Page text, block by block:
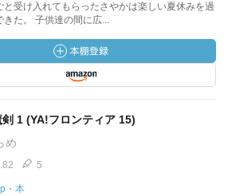
と受け入れてもらったさやかは楽しい夏休みを過
きた。 子供達の間に広...
剣 1 (YA!フロンティア 15)
め
5
・本